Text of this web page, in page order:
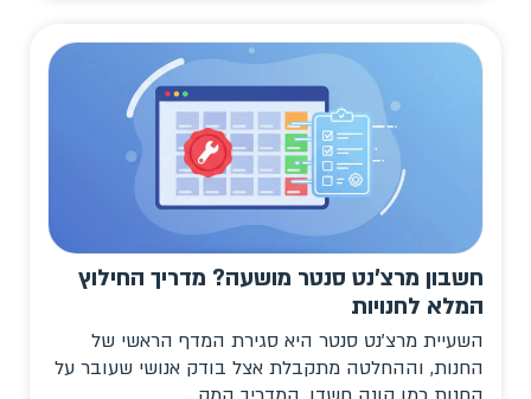
חשבון מרצ'נט סנטר מושעה? מדריך החילוץ
המלא לחנויות
השעיית מרצ'נט סנטר היא סגירת המדף הראשי של
החנות, וההחלטה מתקבלת אצל בודק אנושי שעובר על